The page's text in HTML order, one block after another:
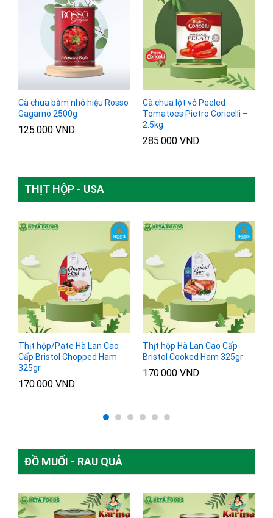
Cà chua bằm nhỏ hiệu Rosso
Gagarno 2500g
125.000 VND
Cà chua lột vỏ Peeled
Tomatoes Pietro Coricelli –
2.5kg
285.000 VND
THỊT HỘP - USA
Thịt hộp/Pate Hà Lan Cao
Cấp Bristol Chopped Ham
325gr
170.000 VND
Thịt hộp Hà Lan Cao Cấp
Bristol Cooked Ham 325gr
170.000 VND
ĐỒ MUỐI - RAU QUẢ